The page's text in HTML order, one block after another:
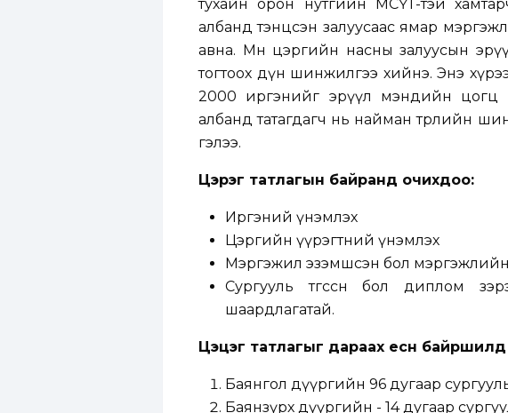
тухайн орон нутгийн МСҮТ-тэй
албанд тэнцсэн залуусаас ямар
авна. Мөн цэргийн насны залуусын
тогтоох дүн шинжилгээ хийнэ. Энэ
2000 иргэнийг эрүүл мэндийн цогц
албанд татагдагч нь найман төрлийн
гэлээ.
Цэрэг татлагын байранд очихдоо:
Иргэний үнэмлэх
Цэргийн үүрэгтний үнэмлэх
Мэргэжил эзэмшсэн бол
Сургууль төгссөн бол диплом
шаардлагатай.
Цэцэг татлагыг дараах есөн
Баянгол дүүргийн 96 дугаар
Баянзүрх дүүргийн - 14 дугаар